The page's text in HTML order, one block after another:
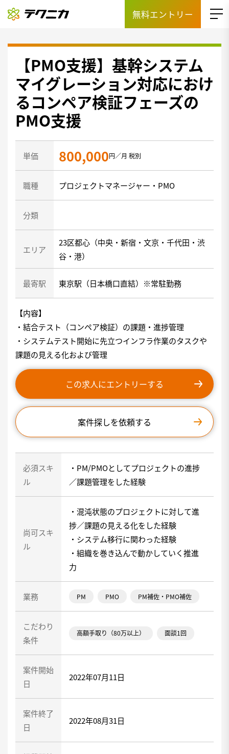
無料エントリー
【PMO支援】基幹システム
マイグレーション対応におけ
るコンペア検証フェーズの
PMO支援
単価 800,000円／月 税別
職種 プロジェクトマネージャー・PMO
分類
エリア
23区都心（中央・新宿・文京・千代田・渋
谷・港）
最寄駅 東京駅（日本橋口直結）※常駐勤務
【内容】
・結合テスト（コンペア検証）の課題・進捗管理
・システムテスト開始に先立つインフラ作業のタスクや
課題の見える化および管理
この求人にエントリーする
案件探しを依頼する
必須スキ
ル
・PM/PMOとしてプロジェクトの進捗
／課題管理をした経験
尚可スキ
ル
・混沌状態のプロジェクトに対して進
捗／課題の見える化をした経験
・システム移行に関わった経験
・組織を巻き込んで動かしていく推進
力
業務 PM PMO PM補佐・PMO補佐
こだわり
条件
高額手取り（80万以上） 面談1回
案件開始
日
2022年07月11日
案件終了
日
2022年08月31日